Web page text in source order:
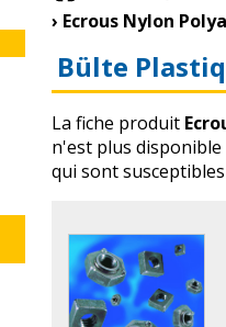
› Ecrous Nylon
Bülte
La fiche produit
n'est plus
qui sont